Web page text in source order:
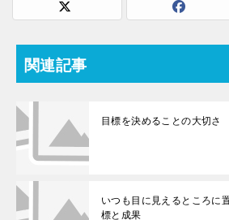
関連記事
目標を決めることの大切さ
いつも目に見えるところに
標と成果